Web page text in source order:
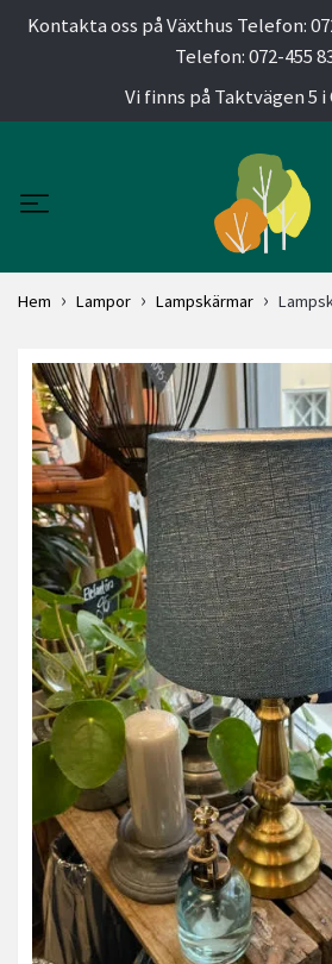
Kontakta oss på Växthus Telefon:
Telefon: 072-455
Vi finns på Taktvägen 5 i
Hem Lampor Lampskärmar